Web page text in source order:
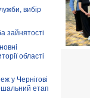
вибір
зайнятості
області
у Чернігові
етап